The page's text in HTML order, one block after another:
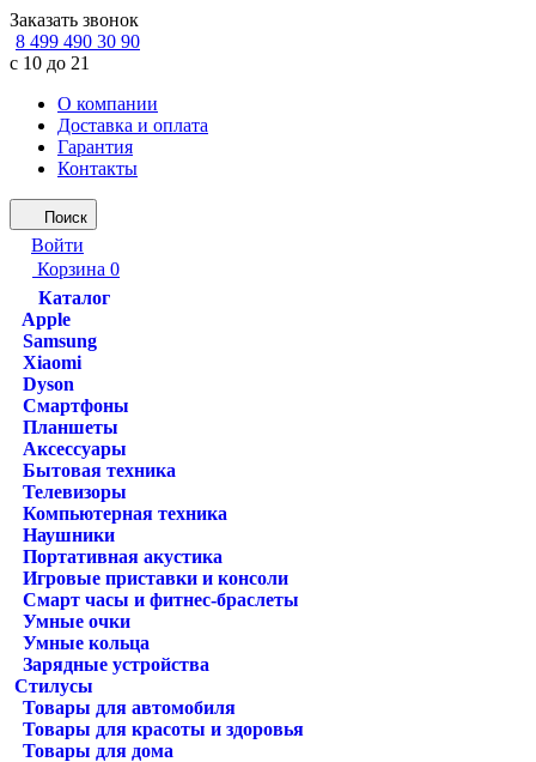
Заказать звонок
8 499 490 30 90
с 10 до 21
О компании
Доставка и оплата
Гарантия
Контакты
Поиск
Войти
Корзина 0
Каталог
Apple
Samsung
Xiaomi
Dyson
Смартфоны
Планшеты
Аксессуары
Бытовая техника
Телевизоры
Компьютерная техника
Наушники
Портативная акустика
Игровые приставки и консоли
Смарт часы и фитнес-браслеты
Умные очки
Умные кольца
Зарядные устройства
Стилусы
Товары для автомобиля
Товары для красоты и здоровья
Товары для дома